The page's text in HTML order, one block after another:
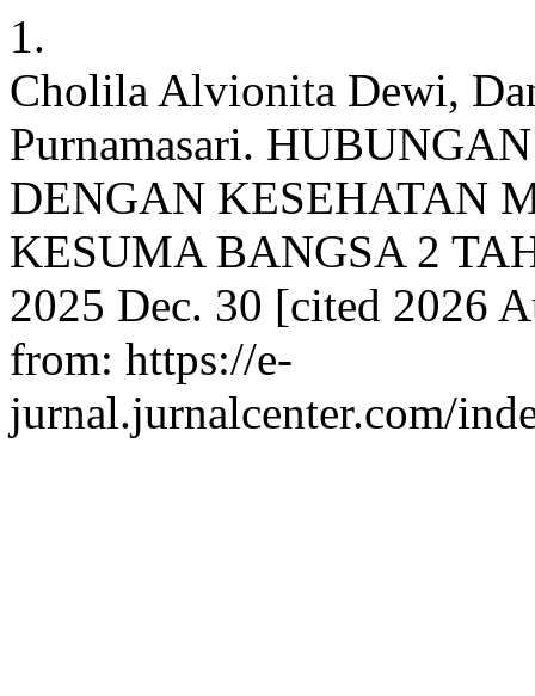
1.
Cholila Alvionita Dewi,
Purnamasari.
DENGAN KESEHATAN
KESUMA BANGSA 2
2025 Dec. 30 [cited 2026
from: https://e-
jurnal.jurnalcenter.com/